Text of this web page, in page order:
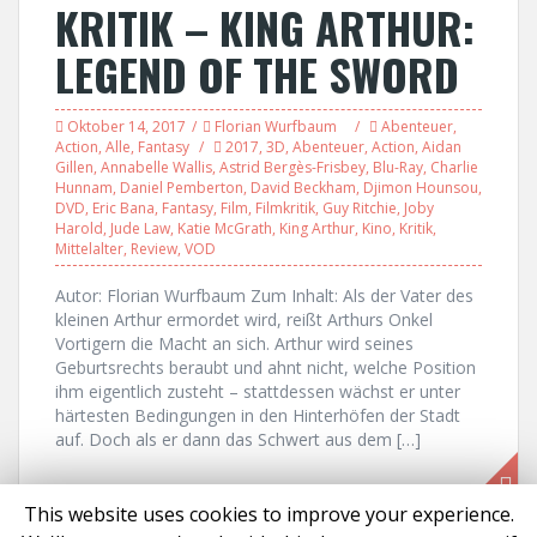
KRITIK – KING ARTHUR:
LEGEND OF THE SWORD
Oktober 14, 2017 Florian Wurfbaum Abenteuer,
Action, Alle, Fantasy 2017, 3D, Abenteuer, Action, Aidan
Gillen, Annabelle Wallis, Astrid Bergès-Frisbey, Blu-Ray, Charlie
Hunnam, Daniel Pemberton, David Beckham, Djimon Hounsou,
DVD, Eric Bana, Fantasy, Film, Filmkritik, Guy Ritchie, Joby
Harold, Jude Law, Katie McGrath, King Arthur, Kino, Kritik,
Mittelalter, Review, VOD
Autor: Florian Wurfbaum Zum Inhalt: Als der Vater des
kleinen Arthur ermordet wird, reißt Arthurs Onkel
Vortigern die Macht an sich. Arthur wird seines
Geburtsrechts beraubt und ahnt nicht, welche Position
ihm eigentlich zusteht – stattdessen wächst er unter
härtesten Bedingungen in den Hinterhöfen der Stadt
auf. Doch als er dann das Schwert aus dem […]
This website uses cookies to improve your experience.